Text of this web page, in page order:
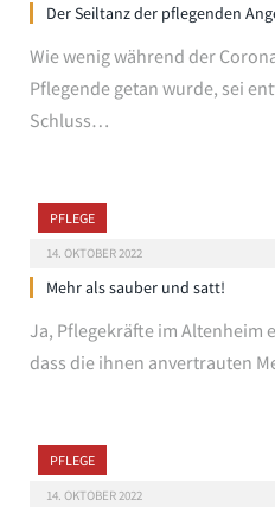
Der Seiltanz der pflegenden
Wie wenig während der
Pflegende getan wurde, sei
Schluss…
PFLEGE
14. OKTOBER 2022
Mehr als sauber und satt!
Ja, Pflegekräfte im Altenheim
dass die ihnen anvertrauten
PFLEGE
14. OKTOBER 2022